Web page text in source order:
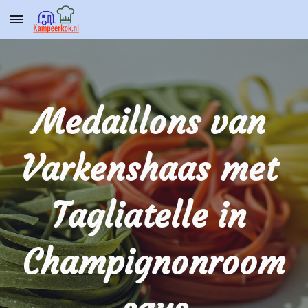
Skip to main content
Medaillons van
Varkenshaas met
Tagliatelle in
Champignonroom